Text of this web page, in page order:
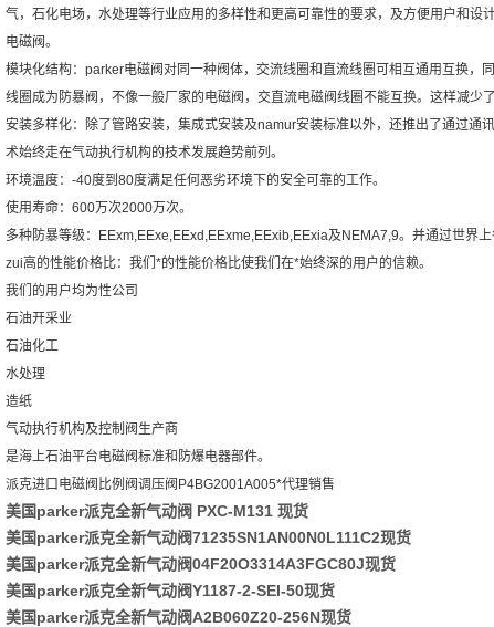
气，石化电场，水处理等行业应用的多样性和更高可靠性的要求，及方便用户和
电磁阀。
模块化结构：parker电磁阀对同一种阀体，交流线圈和直流线圈可相互通用互换，
线圈成为防暴阀，不像一般厂家的电磁阀，交直流电磁阀线圈不能互换。这样减少
安装多样化：除了管路安装，集成式安装及namur安装标准以外，还推出了通过
术始终走在气动执行机构的技术发展趋势前列。
环境温度：-40度到80度满足任何恶劣环境下的安全可靠的工作。
使用寿命：600万次2000万次。
多种防暴等级：EExm,EExe,EExd,EExme,EExib,EExia及NEMA7,9。并通过世界上
zui高的性能价格比：我们*的性能价格比使我们在*始终深的用户的信赖。
我们的用户均为性公司
石油开采业
石油化工
水处理
造纸
气动执行机构及控制阀生产商
是海上石油平台电磁阀标准和防爆电器部件。
派克进口电磁阀比例阀调压阀P4BG2001A005*代理销售
美国parker派克全新气动阀 PXC-M131 现货
美国parker派克全新气动阀71235SN1AN00N0L111C2现货
美国parker派克全新气动阀04F20O3314A3FGC80J现货
美国parker派克全新气动阀Y1187-2-SEI-50现货
美国parker派克全新气动阀A2B060Z20-256N现货